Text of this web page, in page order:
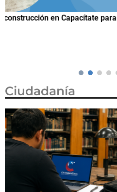
Trump firma nueva orden
ciudadanía por nacimiento,
Corte Suprema revocara su
Ciudadanía